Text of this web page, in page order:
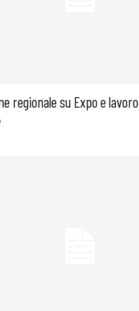
regionale su Expo e lavoro